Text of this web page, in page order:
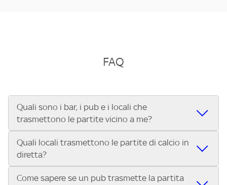
FAQ
Quali sono i bar, i pub e i locali che
trasmettono le partite vicino a me?
Se cerchi un bar, pub, ristorante o locale vicino a te per
vedere le partite di Serie A ENILIVE, la Serie C Sky Wifi, la
UEFA Champions League, la UEFA Europa League, la UEFA
Conference League, il Tennis, la Formula 1®, la MotoGP™ e
Quali locali trasmettono le partite di calcio in
diretta?
Vuoi sapere quali bar, pub o ristoranti mostrano le partite
Come sapere se un pub trasmette la partita